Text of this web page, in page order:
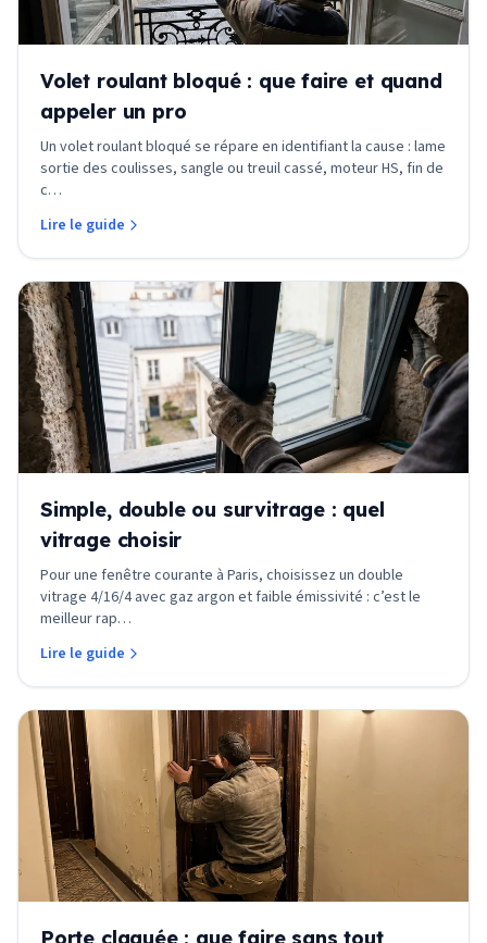
Volet roulant bloqué : que faire et quand
appeler un pro
Un volet roulant bloqué se répare en identifiant la cause : lame
sortie des coulisses, sangle ou treuil cassé, moteur HS, fin de
c…
Lire le guide
Simple, double ou survitrage : quel
vitrage choisir
Pour une fenêtre courante à Paris, choisissez un double
vitrage 4/16/4 avec gaz argon et faible émissivité : c’est le
meilleur rap…
Lire le guide